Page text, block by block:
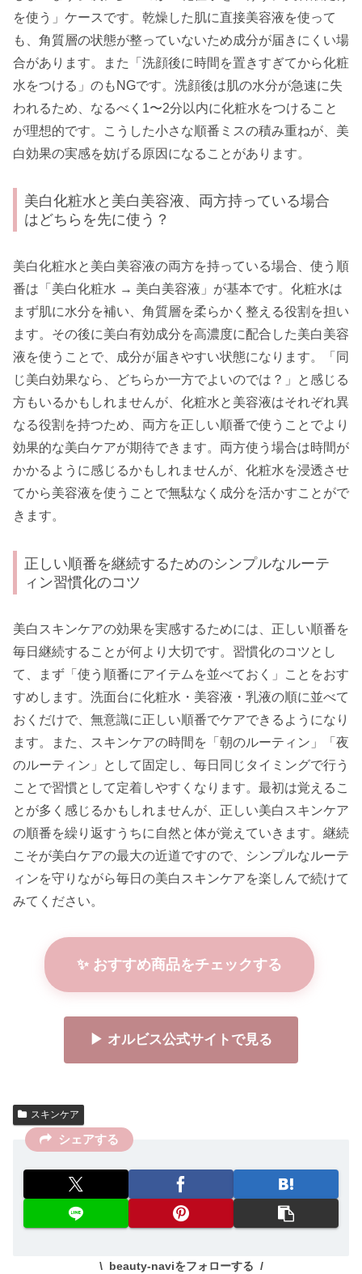
を使う」ケースです。乾燥した肌に直接美容液を使って
も、角質層の状態が整っていないため成分が届きにくい場
合があります。また「洗顔後に時間を置きすぎてから化粧
水をつける」のもNGです。洗顔後は肌の水分が急速に失
われるため、なるべく1〜2分以内に化粧水をつけること
が理想的です。こうした小さな順番ミスの積み重ねが、美
白効果の実感を妨げる原因になることがあります。
美白化粧水と美白美容液、両方持っている場合
はどちらを先に使う？
美白化粧水と美白美容液の両方を持っている場合、使う順
番は「美白化粧水 → 美白美容液」が基本です。化粧水は
まず肌に水分を補い、角質層を柔らかく整える役割を担い
ます。その後に美白有効成分を高濃度に配合した美白美容
液を使うことで、成分が届きやすい状態になります。「同
じ美白効果なら、どちらか一方でよいのでは？」と感じる
方もいるかもしれませんが、化粧水と美容液はそれぞれ異
なる役割を持つため、両方を正しい順番で使うことでより
効果的な美白ケアが期待できます。両方使う場合は時間が
かかるように感じるかもしれませんが、化粧水を浸透させ
てから美容液を使うことで無駄なく成分を活かすことがで
きます。
正しい順番を継続するためのシンプルなルーテ
ィン習慣化のコツ
美白スキンケアの効果を実感するためには、正しい順番を
毎日継続することが何より大切です。習慣化のコツとし
て、まず「使う順番にアイテムを並べておく」ことをおす
すめします。洗面台に化粧水・美容液・乳液の順に並べて
おくだけで、無意識に正しい順番でケアできるようになり
ます。また、スキンケアの時間を「朝のルーティン」「夜
のルーティン」として固定し、毎日同じタイミングで行う
ことで習慣として定着しやすくなります。最初は覚えるこ
とが多く感じるかもしれませんが、正しい美白スキンケア
の順番を繰り返すうちに自然と体が覚えていきます。継続
こそが美白ケアの最大の近道ですので、シンプルなルーテ
ィンを守りながら毎日の美白スキンケアを楽しんで続けて
みてください。
✨ おすすめ商品をチェックする
▶ オルビス公式サイトで見る
スキンケア
シェアする
beauty-naviをフォローする